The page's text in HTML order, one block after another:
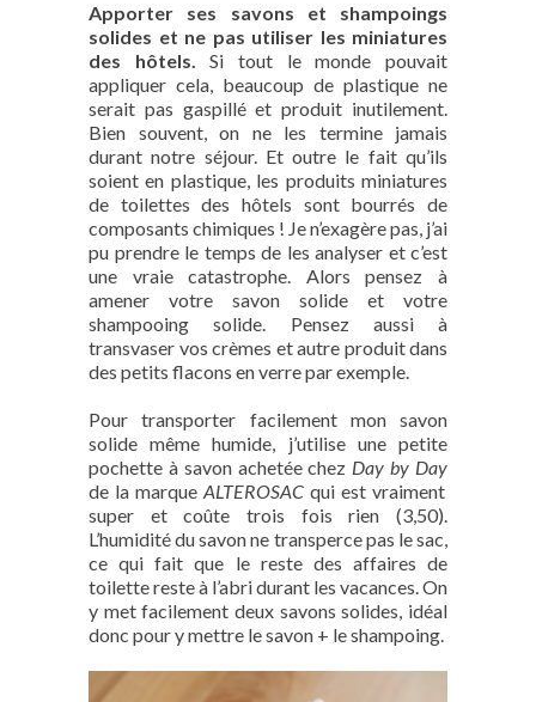
Apporter ses savons et shampoings
solides et ne pas utiliser les miniatures
des hôtels.Si tout le monde pouvait
appliquer cela, beaucoup de plastique ne
serait pas gaspillé et produit inutilement.
Bien souvent, on ne les termine jamais
durant notre séjour. Et outre le fait qu’ils
soient en plastique, les produits miniatures
de toilettes des hôtels sont bourrés de
composants chimiques ! Je n’exagère pas, j’ai
pu prendre le temps de les analyser et c’est
une vraie catastrophe. Alors pensez à
amener votre savon solide et votre
shampooing solide. Pensez aussi à
transvaser vos crèmes et autre produit dans
des petits flacons en verre par exemple.
Pour transporter facilement mon savon
solide même humide, j’utilise une petite
pochette à savon achetée chez Day by Day
de la marque ALTEROSAC qui est vraiment
super et coûte trois fois rien (3,50).
L’humidité du savon ne transperce pas le sac,
ce qui fait que le reste des affaires de
toilette reste à l’abri durant les vacances. On
y met facilement deux savons solides, idéal
donc pour y mettre le savon + le shampoing.